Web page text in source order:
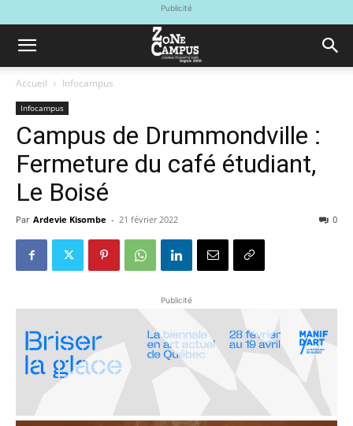
Publicité
Accueil Infocampus
Infocampus
Campus de Drummondville :
Fermeture du café étudiant,
Le Boisé
Par Ardevie Kisombe - 21 février 2022 0
Publicité